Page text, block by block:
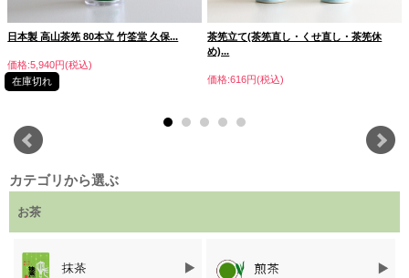
抹茶生産量日本一 西尾抹茶
西尾の抹茶とは、愛知県東部に位置する西尾市とその周辺地域で
生産された茶葉を、同地域において碾茶（てんちゃ）加工・仕上
げ精製し、茶臼挽きした抹茶のことで、深い味わい・豊かな香
2009年に特許庁より、地域ブランドとして認定されています。
西尾の抹茶は全国生産量の3割を占めており、碾茶の品評会など
で数々の賞を受賞しています。
※碾茶とは抹茶の原料となるお茶のこと。
温暖な気候と、茶畑周辺に流れる矢作川がもたらす水はけのよい
日本製 高山茶筅 80本立 竹筌堂 久保...
価格:5,940円(税込)
在庫切れ
茶筅立て(茶筅直し・くせ直し・茶筅休
め)...
価格:616円(税込)
カテゴリから選ぶ
お茶